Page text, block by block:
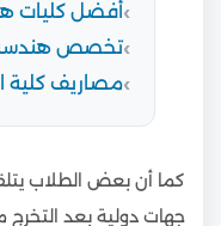
أفضل كليات
تخصص هندسة
مصاريف كلية
كما أن بعض الطلاب
جهات دولية بعد التخرج